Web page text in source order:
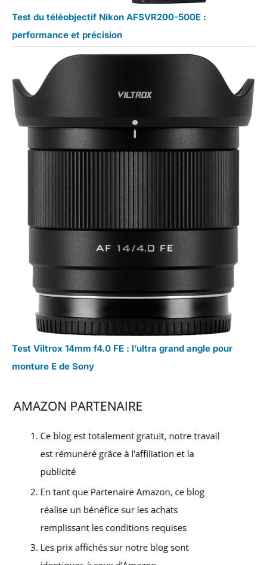
Test du téléobjectif Nikon AFSVR200-500E :
performance et précision
Test Viltrox 14mm f4.0 FE : l’ultra grand angle pour
monture E de Sony